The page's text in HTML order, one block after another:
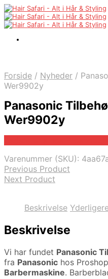
Forside / Nyheder /
Wer9902y
Panasonic
Wer9902y
Varenummer (SKU):
Previous Product
Next Product
Beskrivelse
Beskrivelse
Vi har fundet Panasonic
fra Panasonic hos
Barbermaskine.